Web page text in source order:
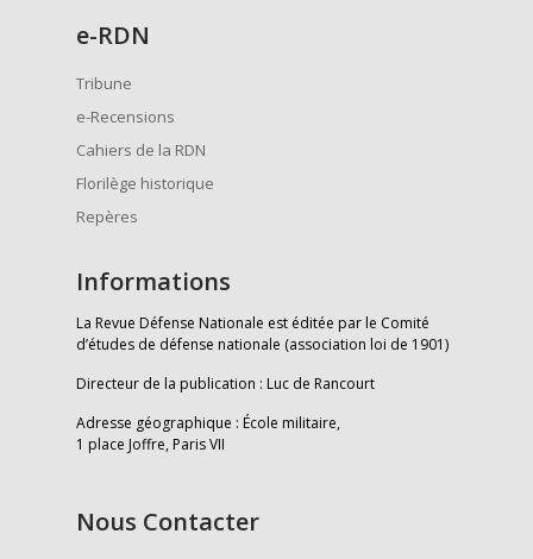
e-RDN
Tribune
e-Recensions
Cahiers de la RDN
Florilège historique
Repères
Informations
La Revue Défense Nationale est éditée par le Comité
d’études de défense nationale (association loi de 1901)
Directeur de la publication : Luc de Rancourt
Adresse géographique : École militaire,
1 place Joffre, Paris VII
Nous Contacter